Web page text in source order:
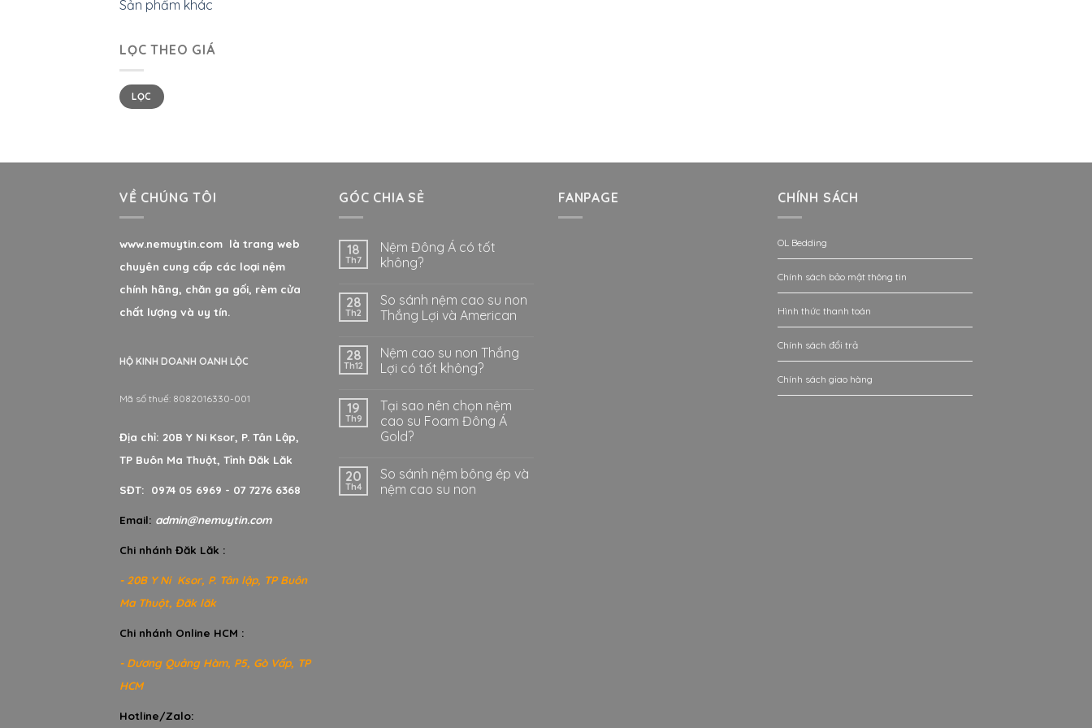
Sản phẩm khác
LỌC THEO GIÁ
LỌC
VỀ CHÚNG TÔI
www.nemuytin.com là trang web
chuyên cung cấp các loại nệm
chính hãng, chăn ga gối, rèm cửa
chất lượng và uy tín.
HỘ KINH DOANH OANH LỘC
Mã số thuế: 8082016330-001
Địa chỉ: 20B Y Ni Ksor, P. Tân Lập,
TP Buôn Ma Thuột, Tỉnh Đăk Lăk
SĐT: 0974 05 6969 - 07 7276 6368
Email: admin@nemuytin.com
Chi nhánh Đăk Lăk :
- 20B Y Ni Ksor, P. Tân lập, TP Buôn
Ma Thuột, Đăk lăk
Chi nhánh Online HCM :
- Dương Quảng Hàm, P5, Gò Vấp, TP
HCM
Hotline/Zalo:
GÓC CHIA SẺ
18
Th7
Nệm Đông Á có tốt
không?
28
Th2
So sánh nệm cao su non
Thắng Lợi và American
28
Th12
Nệm cao su non Thắng
Lợi có tốt không?
19
Th9
Tại sao nên chọn nệm
cao su Foam Đông Á
Gold?
20
Th4
So sánh nệm bông ép và
nệm cao su non
FANPAGE CHÍNH SÁCH
OL Bedding
Chính sách bảo mật thông tin
Hình thức thanh toán
Chính sách đổi trả
Chính sách giao hàng